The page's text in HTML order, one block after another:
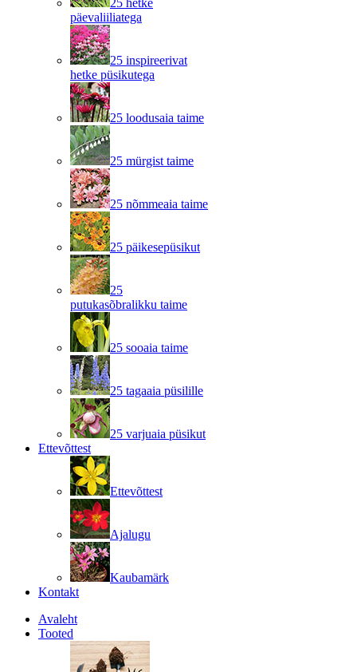
25 hetke
päevaliiliatega
25 inspireerivat
hetke püsikutega
25 loodusaia taime
25 mürgist taime
25 nõmmeaia taime
25 päikesepüsikut
25
putukasõbralikku taime
25 sooaia taime
25 tagaaia püsilille
25 varjuaia püsikut
Ettevõttest
Ettevõttest
Ajalugu
Kaubamärk
Kontakt
Avaleht
Tooted